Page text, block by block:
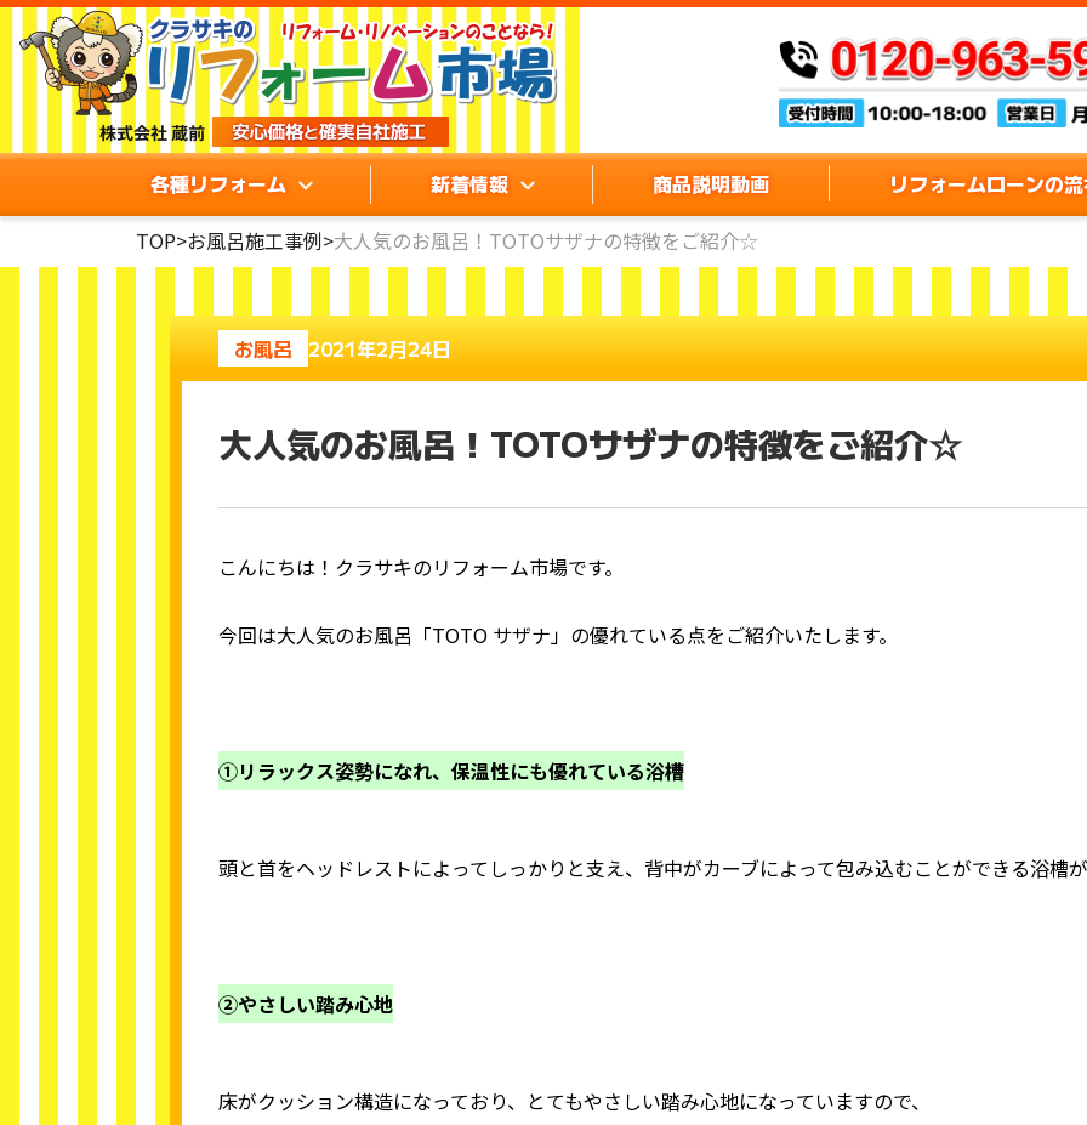
各種リフォーム 新着情報 商品説明動画 リフォームローンの
TOP>お風呂施工事例>大人気のお風呂！TOTOサザナの特徴をご紹介☆
お風呂 2021年2月24日
大人気のお風呂！TOTOサザナの特徴をご紹介☆
こんにちは！クラサキのリフォーム市場です。
今回は大人気のお風呂「TOTO サザナ」の優れている点をご紹介いたします。
①リラックス姿勢になれ、保温性にも優れている浴槽
頭と首をヘッドレストによってしっかりと支え、背中がカーブによって包み込むことができる浴槽が
②やさしい踏み心地
床がクッション構造になっており、とてもやさしい踏み心地になっていますので、